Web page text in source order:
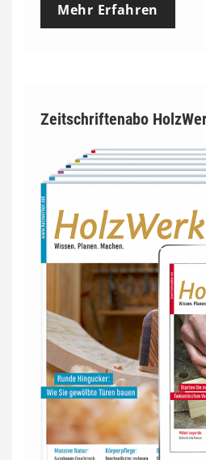
Mehr Erfahren
Zeitschriftenabo